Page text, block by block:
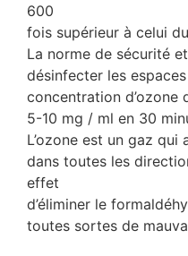
600
fois supérieur à celui
La norme de sécurité
désinfecter les
concentration d’ozone
5-10 mg / ml en 30
L’ozone est un gaz
dans toutes les
effet
d’éliminer le
toutes sortes de